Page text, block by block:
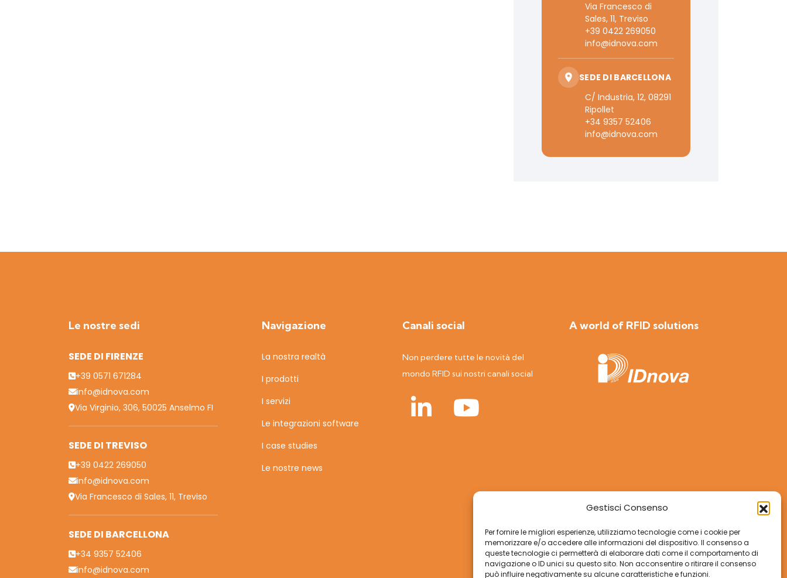
Gestisci Consenso
Per fornire le migliori esperienze, utilizziamo tecnologie come i cookie per
memorizzare e/o accedere alle informazioni del dispositivo. Il consenso a
queste tecnologie ci permetterà di elaborare dati come il comportamento di
navigazione o ID unici su questo sito. Non acconsentire o ritirare il consenso
può influire negativamente su alcune caratteristiche e funzioni.
Via Francesco di
Sales, 11, Treviso
+39 0422 269050
info@idnova.com
SEDE DI BARCELLONA
C/ Industria, 12, 08291
Ripollet
+34 9357 52406
info@idnova.com
Le nostre sedi
SEDE DI FIRENZE
+39 0571 671284
info@idnova.com
Via Virginio, 306, 50025 Anselmo FI
SEDE DI TREVISO
+39 0422 269050
info@idnova.com
Via Francesco di Sales, 11, Treviso
SEDE DI BARCELLONA
+34 9357 52406
info@idnova.com
Navigazione
La nostra realtà
I prodotti
I servizi
Le integrazioni software
I case studies
Le nostre news
Canali social
Non perdere tutte le novità del
mondo RFID sui nostri canali social
A world of RFID solutions